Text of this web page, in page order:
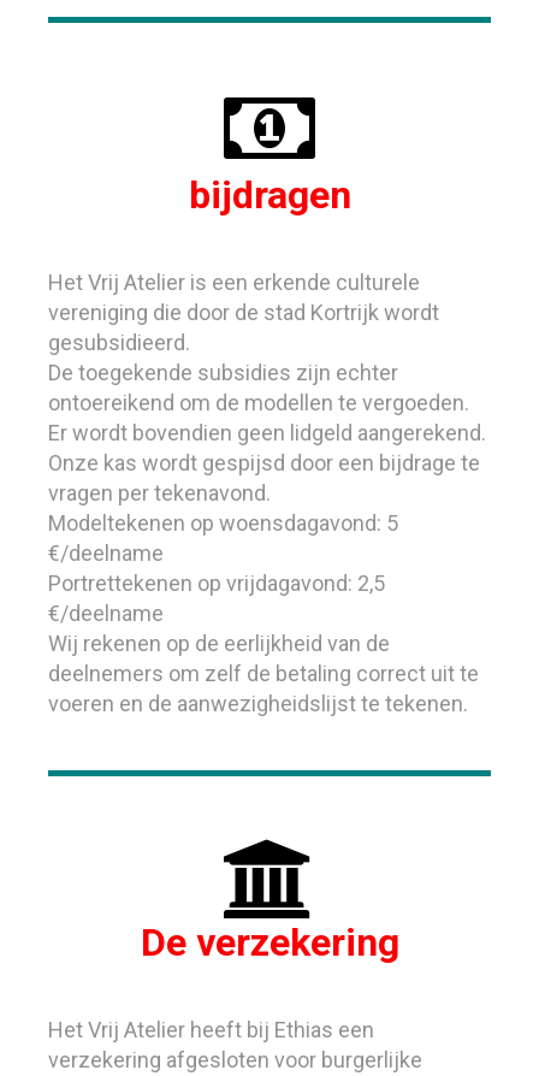

bijdragen
Het Vrij Atelier is een erkende culturele
vereniging die door de stad Kortrijk wordt
gesubsidieerd.
De toegekende subsidies zijn echter
ontoereikend om de modellen te vergoeden.
Er wordt bovendien geen lidgeld aangerekend.
Onze kas wordt gespijsd door een bijdrage te
vragen per tekenavond.
Modeltekenen op woensdagavond: 5
€/deelname
Portrettekenen op vrijdagavond: 2,5
€/deelname
Wij rekenen op de eerlijkheid van de
deelnemers om zelf de betaling correct uit te
voeren en de aanwezigheidslijst te tekenen.

De verzekering
Het Vrij Atelier heeft bij Ethias een
verzekering afgesloten voor burgerlijke